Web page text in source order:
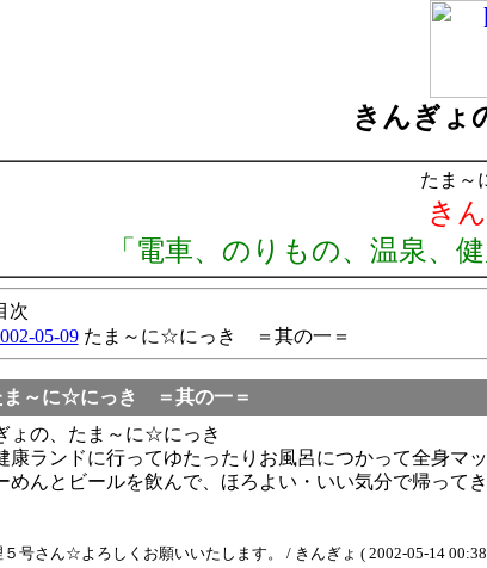
きんぎょ
たま～
き
「電車、のりもの、温泉、
次
05-09たま～に☆にっき ＝其の一＝
ま～に☆にっき ＝其の一＝
ょの、たま～に☆にっき
康ランドに行ってゆたったりお風呂につかって全身マ
めんとビールを飲んで、ほろよい・いい気分で帰って
号さん☆よろしくお願いいたします。 / きんぎょ ( 2002-05-14